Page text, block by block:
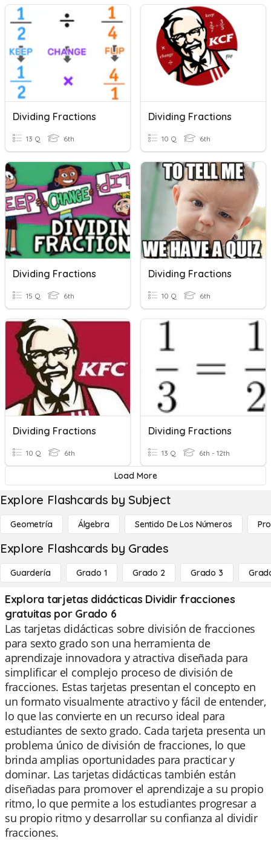
Dividing Fractions
13 Q 6th
Dividing Fractions
10 Q 6th
Dividing Fractions
15 Q 6th
Dividing Fractions
10 Q 6th
Dividing Fractions
10 Q 6th
Dividing Fractions
13 Q 6th - 12th
Load More
Explore Flashcards by Subject
Geometría Álgebra Sentido De Los Números
Explore Flashcards by Grades
Guardería Grado 1 Grado 2 Grado 3
Explora tarjetas didácticas Dividir fracciones
gratuitas por Grado 6
Las tarjetas didácticas sobre división de fracciones
para sexto grado son una herramienta de
aprendizaje innovadora y atractiva diseñada para
simplificar el complejo proceso de división de
fracciones. Estas tarjetas presentan el concepto en
un formato visualmente atractivo y fácil de entender,
lo que las convierte en un recurso ideal para
estudiantes de sexto grado. Cada tarjeta presenta un
problema único de división de fracciones, lo que
brinda amplias oportunidades para practicar y
dominar. Las tarjetas didácticas también están
diseñadas para promover el aprendizaje a su propio
ritmo, lo que permite a los estudiantes progresar a
su propio ritmo y desarrollar su confianza al dividir
fracciones.